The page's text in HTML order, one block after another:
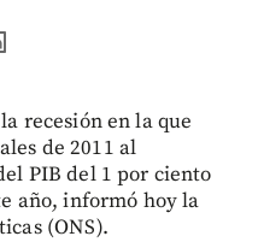
recesión en la que
de 2011 al
PIB del 1 por ciento
año, informó hoy la
(ONS).